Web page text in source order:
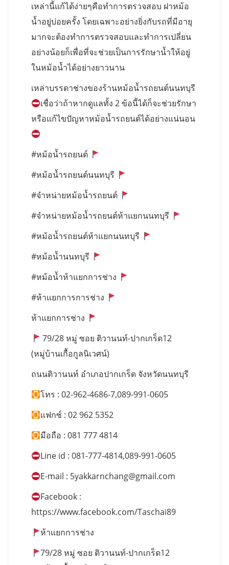
เหล่านี้แก้ได้ง่ายๆคือทำการตรวจสอบ ฝาหม้อ
น้ำอยู่บ่อยครั้ง โดยเฉพาะอย่างยิ่งกับรถที่มีอายุ
มากจะต้องทำการตรวจสอบและทำการเปลี่ยน
อย่างน้อยก็เพื่อที่จะช่วยเป็นการรักษาน้ำให้อยู่
ในหม้อน้ำได้อย่างยาวนาน
เหล่าบรรดาช่างของร้านหม้อน้ำรถยนต์นนทบุรี
เชื่อว่าถ้าหากดูแลทั้ง 2 ข้อนี้ได้ก็จะช่วยรักษา
หรือแก้ไขปัญหาหม้อน้ำรถยนต์ได้อย่างแน่นอน
#หม้อน้ำรถยนต์
#หม้อน้ำรถยนต์นนทบุรี
#จำหน่ายหม้อน้ำรถยนต์
#จำหน่ายหม้อน้ำรถยนต์ห้าแยกนนทบุรี
#หม้อน้ำรถยนต์ห้าแยกนนทบุรี
#หม้อน้ำนนทบุรี
#หม้อน้ำห้าแยกการช่าง
#ห้าแยกการการช่าง
ห้าแยกการช่าง
79/28 หมู่ ซอย ติวานนท์-ปากเกร็ด12
(หมู่บ้านเกื้อกูลนิเวศน์)
ถนนติวานนท์ อำเภอปากเกร็ด จังหวัดนนทบุรี
โทร : 02-962-4686-7,089-991-0605
แฟกซ์ : 02 962 5352
มือถือ : 081 777 4814
Line id : 081-777-4814,089-991-0605
E-mail : 5yakkarnchang@gmail.com
Facebook :
https://www.facebook.com/Taschai89
ห้าแยกการช่าง
79/28 หมู่ ซอย ติวานนท์-ปากเกร็ด12